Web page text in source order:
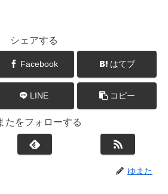
シェアする
Facebook はてブ
LINE コピー
たをフォローする
ゆまた